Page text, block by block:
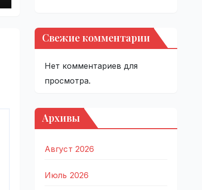
Свежие комментарии
Нет комментариев для
просмотра.
Архивы
Август 2026
Июль 2026